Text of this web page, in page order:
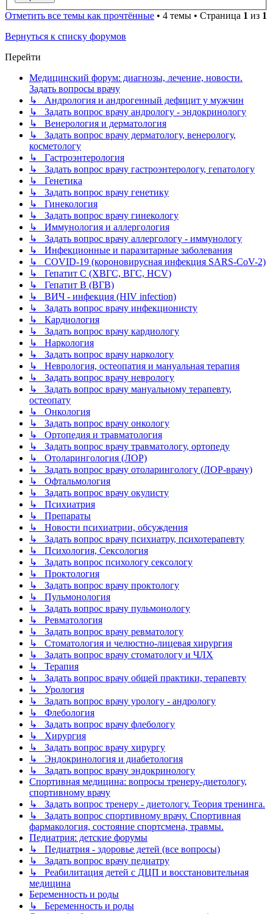
Отметить все темы как прочтённые • 4 темы • Страница 1 из 1
Вернуться к списку форумов
Перейти
Медицинский форум: диагнозы, лечение, новости.
Задать вопросы врачу
↳ Андрология и андрогенный дефицит у мужчин
↳ Задать вопрос врачу андрологу - эндокринологу
↳ Венерология и дерматология
↳ Задать вопрос врачу дерматологу, венерологу,
косметологу
↳ Гастроэнтерология
↳ Задать вопрос врачу гастроэнтерологу, гепатологу
↳ Генетика
↳ Задать вопрос врачу генетику
↳ Гинекология
↳ Задать вопрос врачу гинекологу
↳ Иммунология и аллергология
↳ Задать вопрос врачу аллергологу - иммунологу
↳ Инфекционные и паразитарные заболевания
↳ COVID-19 (короновирусная инфекция SARS-CoV-2)
↳ Гепатит C (ХВГС, ВГС, HCV)
↳ Гепатит B (ВГВ)
↳ ВИЧ - инфекция (HIV infection)
↳ Задать вопрос врачу инфекционисту
↳ Кардиология
↳ Задать вопрос врачу кардиологу
↳ Наркология
↳ Задать вопрос врачу наркологу
↳ Неврология, остеопатия и мануальная терапия
↳ Задать вопрос врачу неврологу
↳ Задать вопрос врачу мануальному терапевту,
остеопату
↳ Онкология
↳ Задать вопрос врачу онкологу
↳ Ортопедия и травматология
↳ Задать вопрос врачу травматологу, ортопеду
↳ Отоларингология (ЛОР)
↳ Задать вопрос врачу отоларингологу (ЛОР-врачу)
↳ Офтальмология
↳ Задать вопрос врачу окулисту
↳ Психиатрия
↳ Препараты
↳ Новости психиатрии, обсуждения
↳ Задать вопрос врачу психиатру, психотерапевту
↳ Психология, Сексология
↳ Задать вопрос психологу сексологу
↳ Проктология
↳ Задать вопрос врачу проктологу
↳ Пульмонология
↳ Задать вопрос врачу пульмонологу
↳ Ревматология
↳ Задать вопрос врачу ревматологу
↳ Стоматология и челюстно-лицевая хирургия
↳ Задать вопрос врачу стоматологу и ЧЛХ
↳ Терапия
↳ Задать вопрос врачу общей практики, терапевту
↳ Урология
↳ Задать вопрос врачу урологу - андрологу
↳ Флебология
↳ Задать вопрос врачу флебологу
↳ Хирургия
↳ Задать вопрос врачу хирургу
↳ Эндокринология и диабетология
↳ Задать вопрос врачу эндокринологу
Спортивная медицина: вопросы тренеру-диетологу,
спортивному врачу
↳ Задать вопрос тренеру - диетологу. Теория тренинга.
↳ Задать вопрос спортивному врачу. Спортивная
фармакология, состояние спортсмена, травмы.
Педиатрия: детские форумы
↳ Педиатрия - здоровье детей (все вопросы)
↳ Задать вопрос врачу педиатру
↳ Реабилитация детей с ДЦП и восстановительная
медицина
Беременность и роды
↳ Беременность и роды